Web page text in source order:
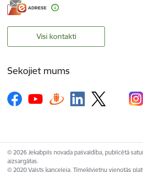
Visi kontakti
Sekojiet mums
© 2026 Jekabpils novada pašvaldība, publicētā
aizsargātas.
© 2020 Valsts kanceleja, Tīmekļvietņu vienotās